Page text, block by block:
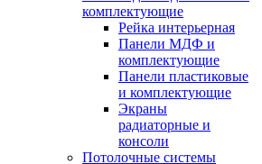
комплектующие
Рейка интерьерная
Панели МДФ и
комплектующие
Панели пластиковые
и комплектующие
Экраны
радиаторные и
консоли
Потолочные системы